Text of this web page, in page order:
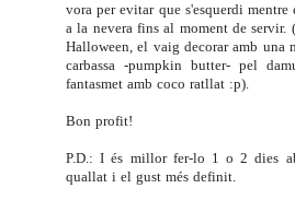
vora per evitar que s'esquerdi mentre
a la nevera fins al moment de servir.
Halloween, el vaig decorar amb una
carbassa -pumpkin butter- pel
fantasmet amb coco ratllat :p).
Bon profit!
P.D.: I és millor fer-lo 1 o 2 dies
quallat i el gust més definit.